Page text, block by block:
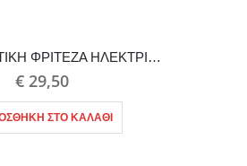
ΑΝΤΙΚΟΛΛΗΤΙΚΗ ΦΡΙΤΕΖΑ ΗΛΕΚΤΡΙΚΗ
€29,50
ΣΤΟ ΚΑΛΆΘΙ